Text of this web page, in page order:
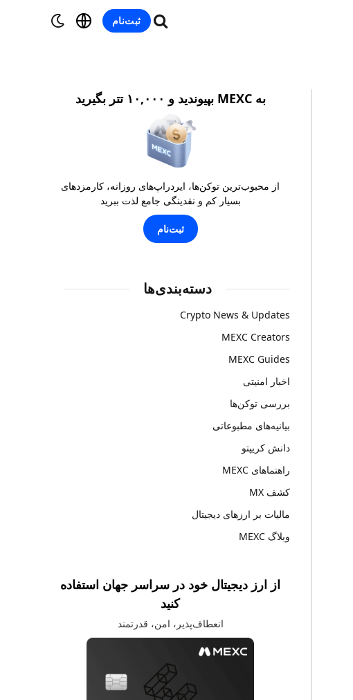
ثبت‌نام
به MEXC بپیوندید و ۱۰,۰۰۰ تتر بگیرید
از محبوب‌ترین توکن‌ها، ایردراپ‌های روزانه، کارمزدهای
بسیار کم و نقدینگی جامع لذت ببرید
ثبت‌نام
دسته‌بندی‌ها
Crypto News & Updates
MEXC Creators
MEXC Guides
اخبار امنیتی
بررسی توکن‌ها
بیانیه‌های مطبوعاتی
دانش کریپتو
راهنماهای MEXC
کشف MX
مالیات بر ارزهای دیجیتال
وبلاگ MEXC
از ارز دیجیتال خود در سراسر جهان استفاده
کنید
انعطاف‌پذیر، امن، قدرتمند